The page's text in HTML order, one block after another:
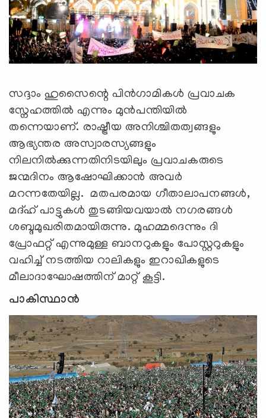
സദ്ദാം ഹുസൈന്റെ പിൻഗാമികൾ പ്രവാചക
സ്നേഹത്തിൽ എന്നും മുൻപന്തിയിൽ
തന്നെയാണ്. രാഷ്ട്രീയ അനിശ്ചിതത്വങ്ങളും
ആഭ്യന്തര അസ്വാരസ്യങ്ങളും
നിലനില്‍ക്കുന്നതിനിടയിലും പ്രവാചകരുടെ
ജന്മദിനം ആഷോഘിക്കാന്‍ അവര്‍
മറന്നതേയില്ല. മതപരമായ ഗീതാലാപനങ്ങൾ,
മദ്ഹ് പാട്ടുകൾ തുടങ്ങിയവയാൽ നഗരങ്ങൾ
ശബ്ദമുഖരിതമായിരുന്നു. മുഹമ്മദെന്നും ദി
പ്രോഫറ്റ് എന്നുമുള്ള ബാനറുകളും പോസ്റ്ററുകളും
വഹിച്ച് നടത്തിയ റാലികളും ഇറാഖികളുടെ
മീലാദാഘോഷത്തിന് മാറ്റ് കൂട്ടി.
പാകിസ്ഥാൻ